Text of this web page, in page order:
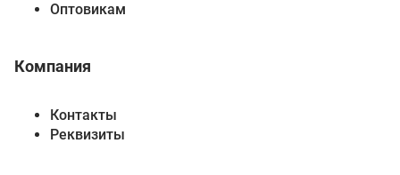
Оптовикам
Компания
Контакты
Реквизиты